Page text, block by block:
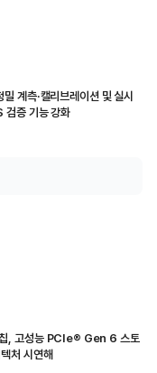
밀 계측·캘리브레이션 및 실시
검증 기능 강화
, 고성능 PCIe® Gen 6 스토
처 시연해